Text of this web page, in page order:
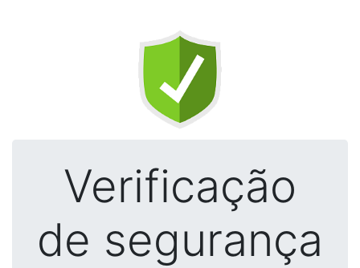
Verificação
de segurança